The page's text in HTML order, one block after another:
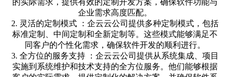
的实际需求，提供有效的定制开发方案，确保软件功能与
企业需求高度匹配。
2. 灵活的定制模式 ：企云云公司提供多种定制模式，包括
标准定制、中间定制和全新定制等。这些模式能够满足不
同客户的个性化需求，确保软件开发的顺利进行。
3. 全方位的服务支持 ：企云云公司提供从系统集成、项目
实施到系统维护和技术支持的全方位服务。他们能够根据